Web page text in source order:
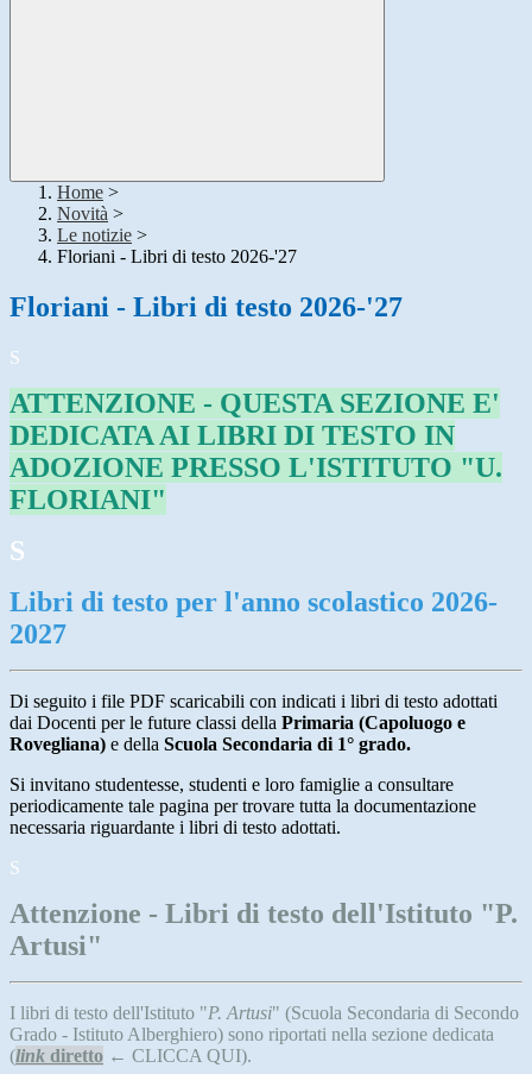
Home >
Novità >
Le notizie >
Floriani - Libri di testo 2026-'27
Floriani - Libri di testo 2026-'27
S
ATTENZIONE - QUESTA SEZIONE E'
DEDICATA AI LIBRI DI TESTO IN
ADOZIONE PRESSO L'ISTITUTO "U.
FLORIANI"
S
Libri di testo per l'anno scolastico 2026-
2027
Di seguito i file PDF scaricabili con indicati i libri di testo adottati
dai Docenti per le future classi della Primaria (Capoluogo e
Rovegliana) e della Scuola Secondaria di 1° grado.
Si invitano studentesse, studenti e loro famiglie a consultare
periodicamente tale pagina per trovare tutta la documentazione
necessaria riguardante i libri di testo adottati.
S
Attenzione - Libri di testo dell'Istituto "P.
Artusi"
I libri di testo dell'Istituto "P. Artusi" (Scuola Secondaria di Secondo
Grado - Istituto Alberghiero) sono riportati nella sezione dedicata
(link diretto ← CLICCA QUI).